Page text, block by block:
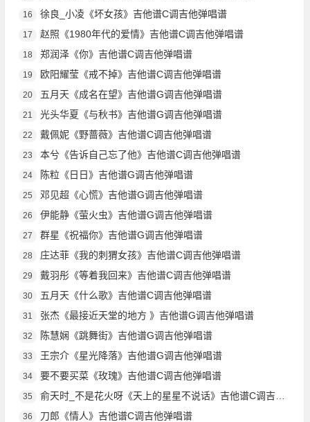
16 徐良_小凌《坏女孩》吉他谱C调吉他弹唱谱
17 赵照《1980年代的爱情》吉他谱C调吉他弹唱谱
18 郑润泽《你》吉他谱C调吉他弹唱谱
19 欧阳耀莹《戒不掉》吉他谱C调吉他弹唱谱
20 五月天《成名在望》吉他谱G调吉他弹唱谱
21 光头华夏《与秋书》吉他谱G调吉他弹唱谱
22 戴佩妮《野蔷薇》吉他谱C调吉他弹唱谱
23 本兮《告诉自己忘了他》吉他谱C调吉他弹唱谱
24 陈粒《日日》吉他谱G调吉他弹唱谱
25 邓见超《心慌》吉他谱G调吉他弹唱谱
26 伊能静《萤火虫》吉他谱G调吉他弹唱谱
27 群星《祝福你》吉他谱G调吉他弹唱谱
28 庄达菲《我的刺猬女孩》吉他谱C调吉他弹唱谱
29 戴羽彤《等着我回来》吉他谱C调吉他弹唱谱
30 五月天《什么歌》吉他谱C调吉他弹唱谱
31 张杰《最接近天堂的地方 》吉他谱G调吉他弹唱谱
32 陈慧娴《跳舞街》吉他谱G调吉他弹唱谱
33 王宗介《星光降落》吉他谱G调吉他弹唱谱
34 要不要买菜《玫瑰》吉他谱C调吉他弹唱谱
35 俞天时_不是花火呀《天上的星星不说话》吉他谱C调吉他弹唱谱
36 刀郎《情人》吉他谱C调吉他弹唱谱